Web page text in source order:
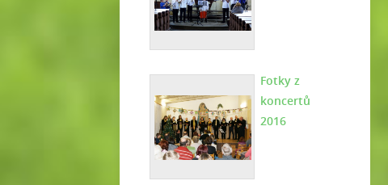
Fotky z
koncertů
2016